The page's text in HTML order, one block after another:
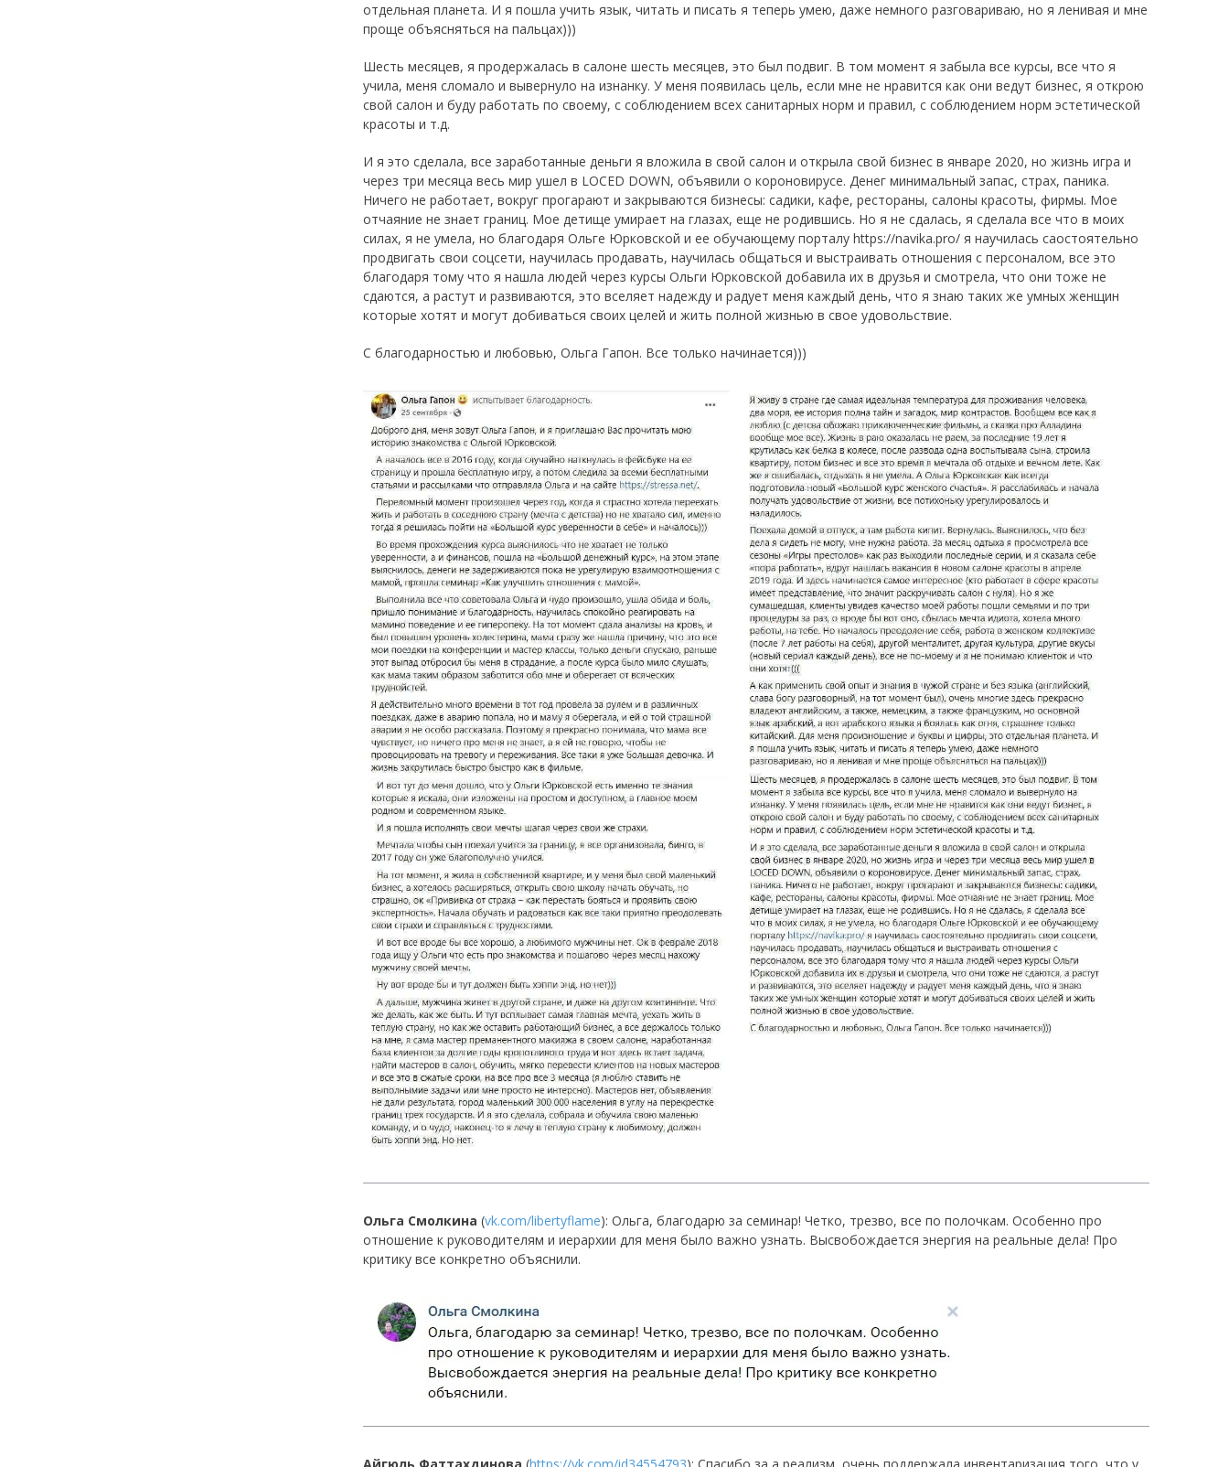
отдельная планета. И я пошла учить язык, читать и писать я теперь умею, даже немного разговариваю, но я ленивая и мне
проще объясняться на пальцах)))
Шесть месяцев, я продержалась в салоне шесть месяцев, это был подвиг. В том момент я забыла все курсы, все что я
учила, меня сломало и вывернуло на изнанку. У меня появилась цель, если мне не нравится как они ведут бизнес, я открою
свой салон и буду работать по своему, с соблюдением всех санитарных норм и правил, с соблюдением норм эстетической
красоты и т.д.
И я это сделала, все заработанные деньги я вложила в свой салон и открыла свой бизнес в январе 2020, но жизнь игра и
через три месяца весь мир ушел в LOCED DOWN, объявили о короновирусе. Денег минимальный запас, страх, паника.
Ничего не работает, вокруг прогарают и закрываются бизнесы: садики, кафе, рестораны, салоны красоты, фирмы. Мое
отчаяние не знает границ. Мое детище умирает на глазах, еще не родившись. Но я не сдалась, я сделала все что в моих
силах, я не умела, но благодаря Ольге Юрковской и ее обучающему порталу https://navika.pro/ я научилась саостоятельно
продвигать свои соцсети, научилась продавать, научилась общаться и выстраивать отношения с персоналом, все это
благодаря тому что я нашла людей через курсы Ольги Юрковской добавила их в друзья и смотрела, что они тоже не
сдаются, а растут и развиваются, это вселяет надежду и радует меня каждый день, что я знаю таких же умных женщин
которые хотят и могут добиваться своих целей и жить полной жизнью в свое удовольствие.
С благодарностью и любовью, Ольга Гапон. Все только начинается)))
Ольга Смолкина (vk.com/libertyflame): Ольга, благодарю за семинар! Четко, трезво, все по полочкам. Особенно про
отношение к руководителям и иерархии для меня было важно узнать. Высвобождается энергия на реальные дела! Про
критику все конкретно объяснили.